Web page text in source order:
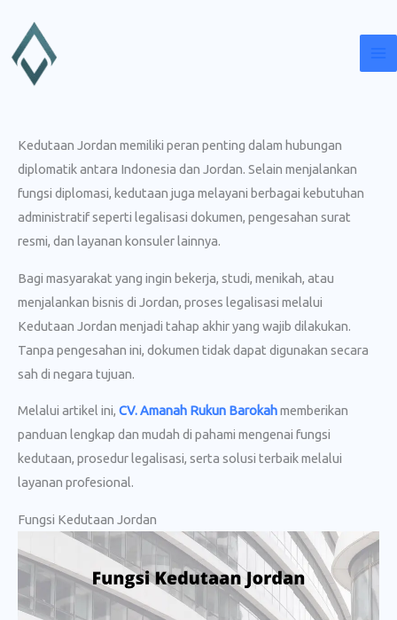
konten
Kedutaan Jordan memiliki peran penting dalam hubungan
diplomatik antara Indonesia dan Jordan. Selain menjalankan
fungsi diplomasi, kedutaan juga melayani berbagai kebutuhan
administratif seperti legalisasi dokumen, pengesahan surat
resmi, dan layanan konsuler lainnya.
Bagi masyarakat yang ingin bekerja, studi, menikah, atau
menjalankan bisnis di Jordan, proses legalisasi melalui
Kedutaan Jordan menjadi tahap akhir yang wajib dilakukan.
Tanpa pengesahan ini, dokumen tidak dapat digunakan secara
sah di negara tujuan.
Melalui artikel ini, CV. Amanah Rukun Barokahmemberikan
panduan lengkap dan mudah di pahami mengenai fungsi
kedutaan, prosedur legalisasi, serta solusi terbaik melalui
layanan profesional.
Fungsi Kedutaan Jordan